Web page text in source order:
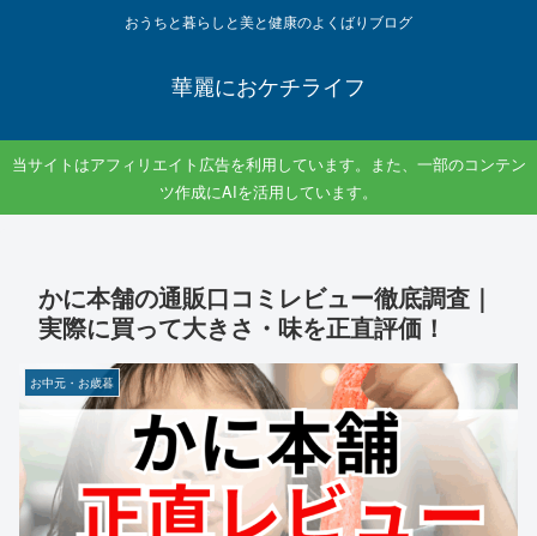
おうちと暮らしと美と健康のよくばりブログ
華麗におケチライフ
当サイトはアフィリエイト広告を利用しています。また、一部のコンテン
ツ作成にAIを活用しています。
かに本舗の通販口コミレビュー徹底調査｜
実際に買って大きさ・味を正直評価！
お中元・お歳暮